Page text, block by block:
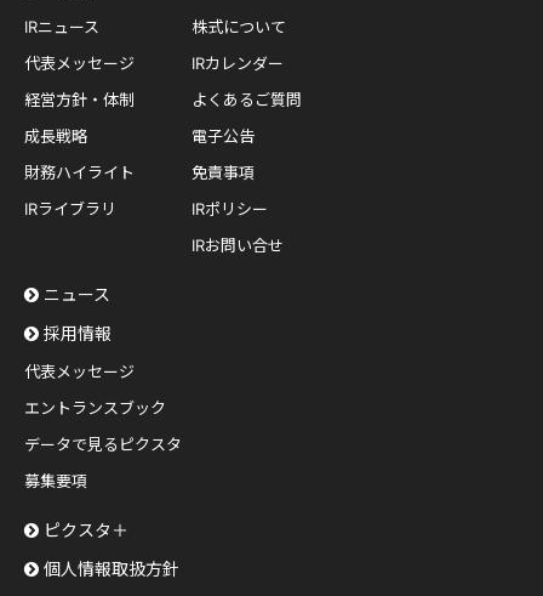
IRニュース
代表メッセージ
経営方針・体制
成長戦略
財務ハイライト
IRライブラリ
株式について
IRカレンダー
よくあるご質問
電子公告
免責事項
IRポリシー
IRお問い合せ
ニュース
採用情報
代表メッセージ
エントランスブック
データで見るピクスタ
募集要項
ピクスタ＋
個人情報取扱方針